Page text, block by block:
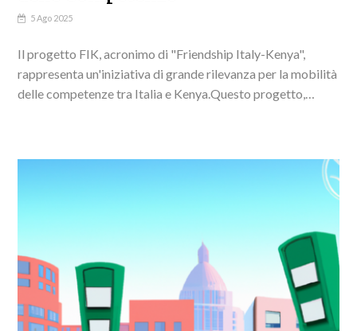
5 Ago 2025
Il progetto FIK, acronimo di "Friendship Italy-Kenya",
rappresenta un'iniziativa di grande rilevanza per la mobilità
delle competenze tra Italia e Kenya.Questo progetto,